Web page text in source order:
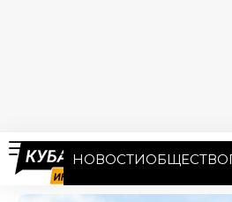
НОВОСТИОБЩЕСТВО